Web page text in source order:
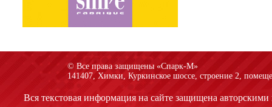
© Все права защищены «Спарк-M»
141407, Химки, Куркинское шоссе, строение 2,
Вся текстовая информация на сайте защищена